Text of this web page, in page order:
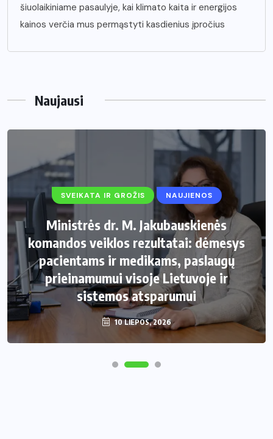
šiuolaikiniame pasaulyje, kai klimato kaita ir energijos
kainos verčia mus permąstyti kasdienius įpročius
Naujausi
SVEIKATA IR GROŽIS NAUJIENOS
Ministrės dr. M. Jakubauskienės
komandos veiklos rezultatai: dėmesys
pacientams ir medikams, paslaugų
prieinamumui visoje Lietuvoje ir
sistemos atsparumui
10 LIEPOS, 2026